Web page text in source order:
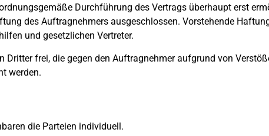
Durchführung des Vertrags überhaupt erst
des Auftragnehmers ausgeschlossen. Vorstehende
und gesetzlichen Vertreter.
frei, die gegen den Auftragnehmer aufgrund von
werden.
die Parteien individuell.